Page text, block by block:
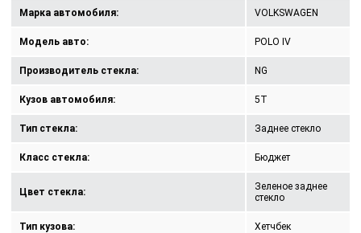
Марка автомобиля: VOLKSWAGEN
Модель авто: POLO IV
Производитель стекла: NG
Кузов автомобиля: 5T
Тип стекла: Заднее стекло
Класс стекла: Бюджет
Цвет стекла:
Зеленое заднее
стекло
Тип кузова: Хетчбек
КОНТАКТЫ